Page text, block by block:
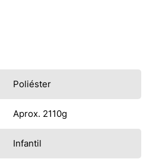
Poliéster
Aprox. 2110g
Infantil